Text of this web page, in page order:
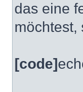
das eine
möchtest,
[code]